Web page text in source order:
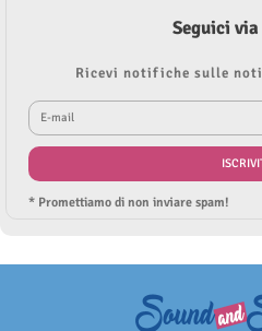
Seguici
Ricevi notifiche sulle
* Promettiamo di non inviare spam!